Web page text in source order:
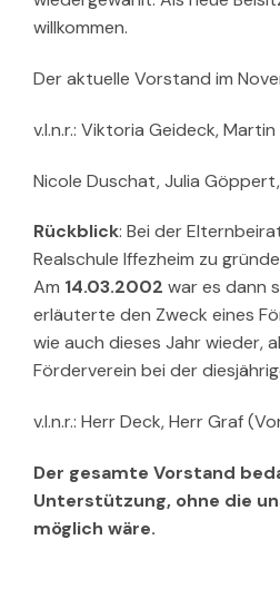
willkommen.
Der aktuelle Vorstand im
v.l.n.r.: Viktoria Geideck,
Nicole Duschat, Julia
Rückblick: Bei der
Realschule Iffezheim zu
Am 14.03.2002 war es dann
erläuterte den Zweck eines
wie auch dieses Jahr wieder,
Förderverein bei der
v.l.n.r.: Herr Deck, Herr Graf
Der gesamte Vorstand
Unterstützung, ohne die
möglich wäre.